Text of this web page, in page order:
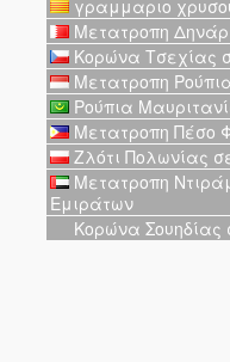
γραμμαριο
Μετατροπη
Κορώνα Τσεχίας
Μετατροπη
Ρούπια
Μετατροπη Πέσο
Ζλότι Πολωνίας
Μετατροπη
Εμιράτων
Κορώνα Σουηδίας